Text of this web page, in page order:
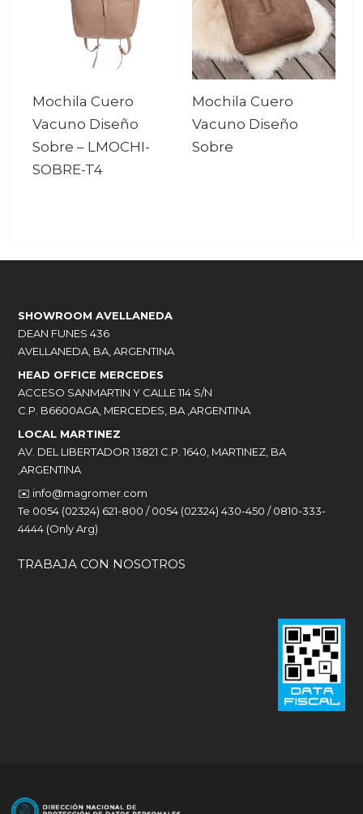
Mochila Cuero
Vacuno Diseño
Sobre – LMOCHI-
SOBRE-T4
Mochila Cuero
Vacuno Diseño
Sobre
SHOWROOM AVELLANEDA
DEAN FUNES 436
AVELLANEDA, BA, ARGENTINA
HEAD OFFICE MERCEDES
ACCESO SANMARTIN Y CALLE 114 S/N
C.P. B6600AGA, MERCEDES, BA ,ARGENTINA
LOCAL MARTINEZ
AV. DEL LIBERTADOR 13821 C.P. 1640, MARTINEZ, BA
,ARGENTINA
✉️ info@magromer.com
Te 0054 (02324) 621-800 / 0054 (02324) 430-450 / 0810-333-
4444 (Only Arg)
TRABAJA CON NOSOTROS